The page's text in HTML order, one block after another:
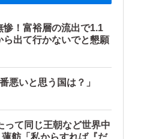
惨！富裕層の流出で1.1
出て行かないでと懇願
悪いと思う国は？」
って同じ王朝など世界中